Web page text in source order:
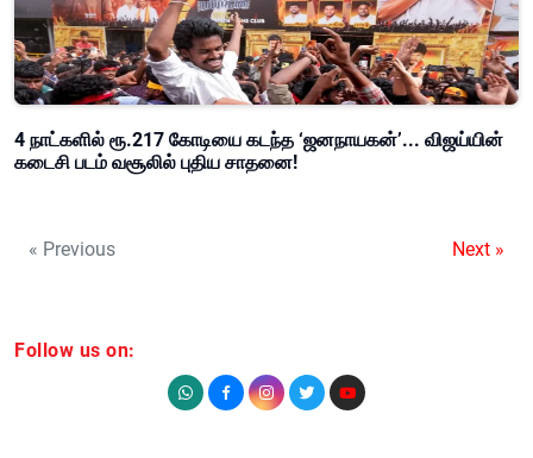
4 நாட்களில் ரூ.217 கோடியை கடந்த ‘ஜனநாயகன்’... விஜய்யின்
கடைசி படம் வசூலில் புதிய சாதனை!
« Previous Next »
Follow us on: